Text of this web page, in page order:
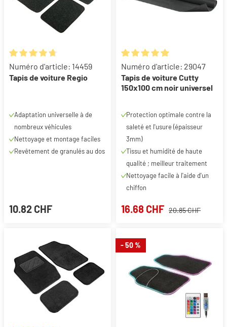
Note moyenne de 4.8 sur 5 étoiles
Numéro d'article: 14459
Tapis de voiture Regio
Adaptation universelle à de
nombreux véhicules
Nettoyage et montage faciles
Revêtement de granulés au dos
10.82 CHF
Note moyenne de 4.95 sur 5
Numéro d'article: 29047
Tapis de voiture Cutty
150x100 cm noir universel
Protection optimale contre la
saleté et l'usure (épaisseur
3mm)
Tissu et humidité de haute
qualité ; meilleur traitement
Nettoyage facile à l'aide d'un
chiffon
16.68 CHF 20.85 CHF
- 50 %